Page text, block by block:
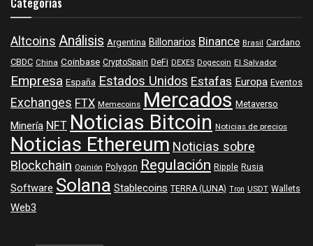
Altcoins Análisis Argentina Billonarios Binance Brasil Cardano
CBDC China Coinbase CryptoSpain DeFi DEXES Dogecoin El Salvador
Empresa España Estados Unidos Estafas Europa Eventos
Exchanges FTX Memecoins Mercados Metaverso
MineríaNFTNoticias Bitcoin Noticias de precios
Noticias EthereumNoticias sobre
Blockchain Opinión Polygon Regulación Ripple Rusia
Software SolanaStablecoins TERRA (LUNA) Tron USDT Wallets
Web3